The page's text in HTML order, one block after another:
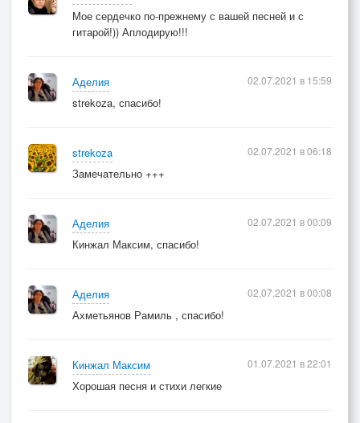
Мое сердечко по-прежнему с вашей песней и с
гитарой!)) Аплодирую!!!
Аделия
strekoza, спасибо!
02.07.2021 в 15:59
strekoza
Замечательно +++
02.07.2021 в 06:18
Аделия
Кинжал Максим, спасибо!
02.07.2021 в 00:09
Аделия
Ахметьянов Рамиль , спасибо!
02.07.2021 в 00:08
Кинжал Максим
Хорошая песня и стихи легкие
01.07.2021 в 22:01